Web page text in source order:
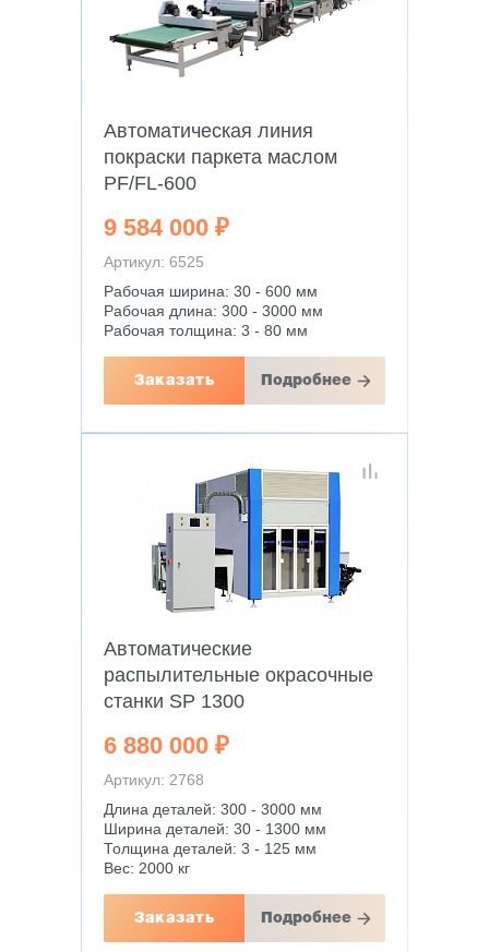
Автоматическая линия
покраски паркета маслом
PF/FL-600
9 584 000 ₽
Артикул: 6525
Рабочая ширина: 30 - 600 мм
Рабочая длина: 300 - 3000 мм
Рабочая толщина: 3 - 80 мм
Заказать Подробнее
Автоматические
распылительные окрасочные
станки SP 1300
6 880 000 ₽
Артикул: 2768
Длина деталей: 300 - 3000 мм
Ширина деталей: 30 - 1300 мм
Толщина деталей: 3 - 125 мм
Вес: 2000 кг
Заказать Подробнее